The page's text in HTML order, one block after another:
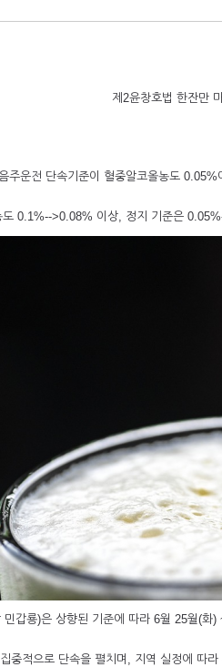
제2윤창호법 한잔만
주운전 단속기준이 혈중알코올농도
0.1%-->0.08% 이상, 정지 기준은
민갑룡)은 상향된 기준에 따라 6월 25월(화
중적으로 단속을 펼치며, 지역 실정에 따